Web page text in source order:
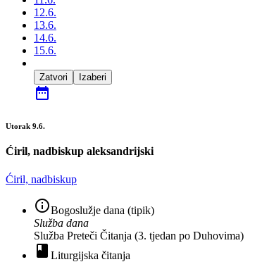
12.6.
13.6.
14.6.
15.6.
Zatvori Izaberi
date_range
Utorak 9.6.
Ćiril, nadbiskup aleksandrijski
Ćiril, nadbiskup
info_outlineBogoslužje dana (tipik)
Služba dana
Služba Preteči Čitanja (3. tjedan po Duhovima)
book Liturgijska čitanja